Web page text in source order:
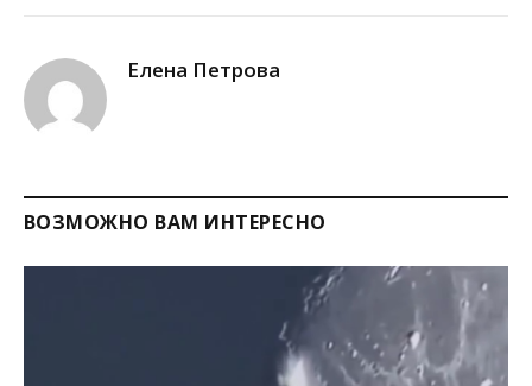
Елена Петрова
ВОЗМОЖНО ВАМ ИНТЕРЕСНО